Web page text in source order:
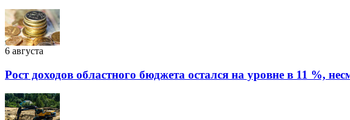
6 августа
Рост доходов областного бюджета остался на уровне в 11 %,